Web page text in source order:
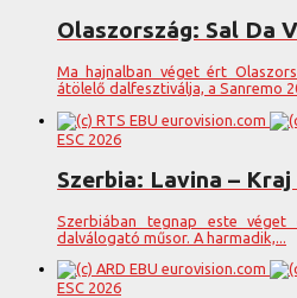
Olaszország: Sal Da
Ma hajnalban véget ért
átölelő dalfesztiválja, a Sanremo
ESC 2026
Szerbia: Lavina – Kraj
Szerbiában tegnap este
dalválogató műsor. A harmadik,...
ESC 2026